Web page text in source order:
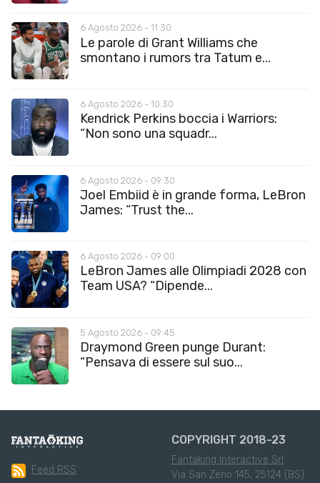
6 Agosto 2026 - 11:30
Le parole di Grant Williams che
smontano i rumors tra Tatum e...
6 Agosto 2026 - 10:30
Kendrick Perkins boccia i Warriors:
“Non sono una squadr...
6 Agosto 2026 - 09:30
Joel Embiid è in grande forma, LeBron
James: “Trust the...
6 Agosto 2026 - 09:00
LeBron James alle Olimpiadi 2028 con
Team USA? “Dipende...
5 Agosto 2026 - 09:45
Draymond Green punge Durant:
“Pensava di essere sul suo...
Feed RSS
COPYRIGHT 2018-23
Fantaking Interactive Srl
Via San Zeno 145, 25124 (BS)